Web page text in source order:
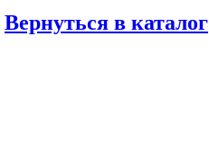
Вернуться в каталог